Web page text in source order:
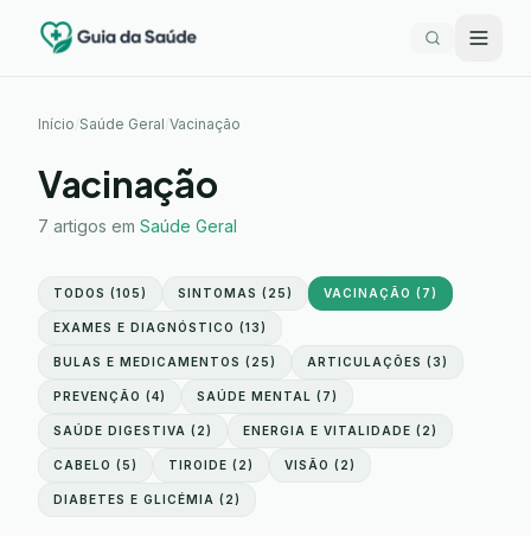
Início Saúde Geral Vacinação
Vacinação
7 artigos em Saúde Geral
TODOS (105) SINTOMAS ( 25) VACINAÇÃO ( 7)
EXAMES E DIAGNÓSTICO (13)
BULAS E MEDICAMENTOS ( 25) ARTICULAÇÕES (3)
PREVENÇÃO (4) SAÚDE MENTAL ( 7)
SAÚDE DIGESTIVA ( 2) ENERGIA E VITALIDADE ( 2)
CABELO ( 5) TIROIDE ( 2) VISÃO ( 2)
DIABETES E GLICÉMIA ( 2)